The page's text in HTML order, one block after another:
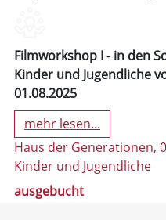
Filmworkshop I - in den
Kinder und Jugendliche
01.08.2025
mehr lesen...
Haus der Generationen,
Kinder und Jugendliche
ausgebucht